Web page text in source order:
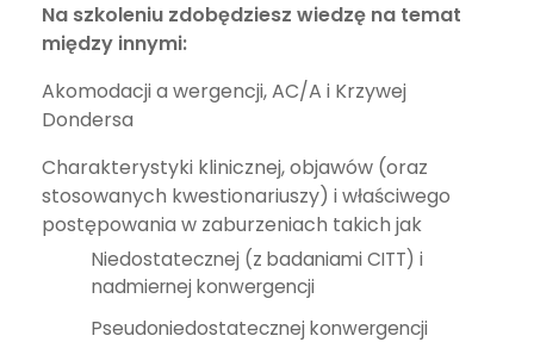
Na szkoleniu zdobędziesz wiedzę na temat
między innymi:
Akomodacji a wergencji, AC/A i Krzywej
Dondersa
Charakterystyki klinicznej, objawów (oraz
stosowanych kwestionariuszy) i właściwego
postępowania w zaburzeniach takich jak
Niedostatecznej (z badaniami CITT) i
nadmiernej konwergencji
Pseudoniedostatecznej konwergencji